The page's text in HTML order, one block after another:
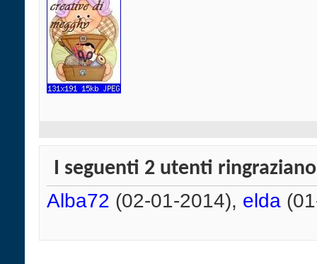
I seguenti 2 utenti
Alba72 (02-01-2014), elda